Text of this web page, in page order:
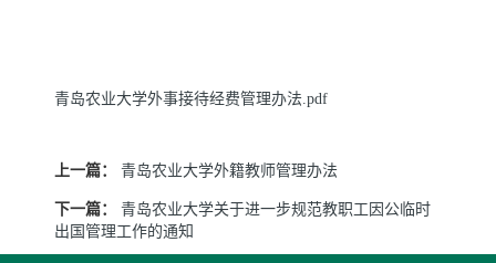
青岛农业大学外事接待经费管理办法.pdf
上一篇： 青岛农业大学外籍教师管理办法
下一篇：
青岛农业大学关于进一步规范教职工因公临时
出国管理工作的通知